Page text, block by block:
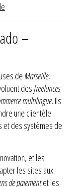
–
deMarseille,
desfreelances
multilingue. Ils
une clientèle
et des systèmes de
et les
les sites aux
de paiementet les